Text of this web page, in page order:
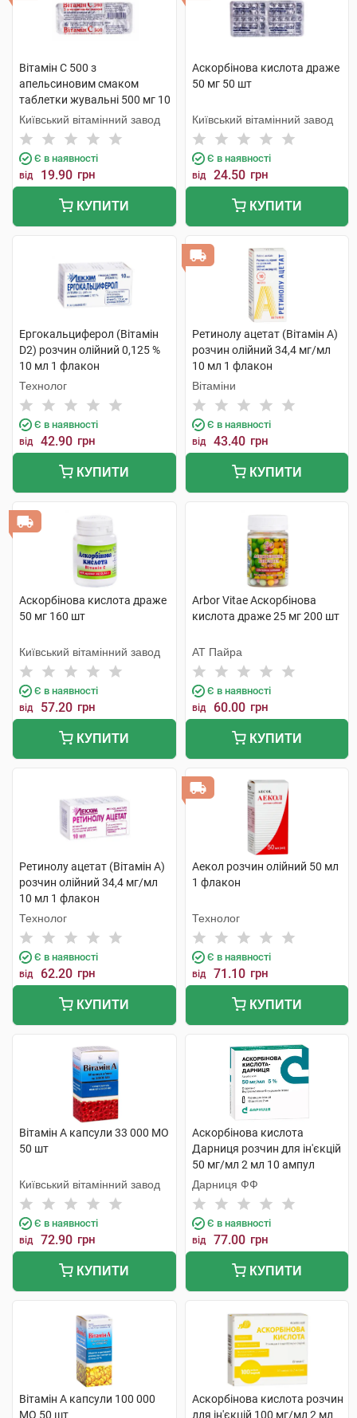
Вітамін C 500 з
апельсиновим смаком
таблетки жувальні 500 мг 10
шт
Київський вітамінний завод
Є в наявності
від 19.90 грн
КУПИТИ
Аскорбінова кислота драже
50 мг 50 шт
Київський вітамінний завод
Є в наявності
від 24.50 грн
КУПИТИ
Ергокальциферол (Вітамін
D2) розчин олійний 0,125 %
10 мл 1 флакон
Технолог
Є в наявності
від 42.90 грн
КУПИТИ
Ретинолу ацетат (Вітамін A)
розчин олійний 34,4 мг/мл
10 мл 1 флакон
Вітаміни
Є в наявності
від 43.40 грн
КУПИТИ
Аскорбінова кислота драже
50 мг 160 шт
Київський вітамінний завод
Є в наявності
від 57.20 грн
КУПИТИ
Arbor Vitae Аскорбінова
кислота драже 25 мг 200 шт
АТ Пайра
Є в наявності
від 60.00 грн
КУПИТИ
Ретинолу ацетат (Вітамін A)
розчин олійний 34,4 мг/мл
10 мл 1 флакон
Технолог
Є в наявності
від 62.20 грн
КУПИТИ
Аекол розчин олійний 50 мл
1 флакон
Технолог
Є в наявності
від 71.10 грн
КУПИТИ
Вітамін A капсули 33 000 МО
50 шт
Київський вітамінний завод
Є в наявності
від 72.90 грн
КУПИТИ
Аскорбінова кислота
Дарниця розчин для ін'єкцій
50 мг/мл 2 мл 10 ампул
Дарниця ФФ
Є в наявності
від 77.00 грн
КУПИТИ
Вітамін A капсули 100 000
МО 50 шт
Аскорбінова кислота розчин
для ін'єкцій 100 мг/мл 2 мл